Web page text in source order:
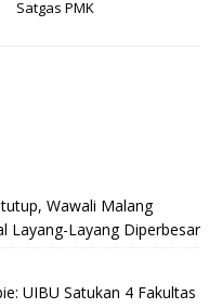
Satgas PMK
Wawali Malang
Layang-Layang Diperbesar
UIBU Satukan 4 Fakultas